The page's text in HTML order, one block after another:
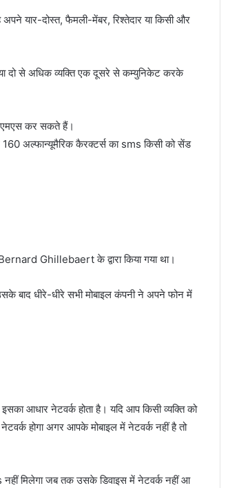
यार-दोस्त, फैमली-मेंबर, रिश्तेदार या किसी और
दो से अधिक व्यक्ति एक दूसरे से कम्युनिकेट करके
कर सकते हैं।
अल्फान्यूमैरिक कैरक्टर्स का sms किसी को सेंड
Ghillebaert के द्वारा किया गया था।
बाद धीरे-धीरे सभी मोबाइल कंपनी ने अपने फोन में
आधार नेटवर्क होता है। यदि आप किसी व्यक्ति को
होगा अगर आपके मोबाइल में नेटवर्क नहीं है तो
मिलेगा जब तक उसके डिवाइस में नेटवर्क नहीं आ